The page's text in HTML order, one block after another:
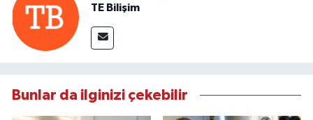
TE Bilişim
Bunlar da ilginizi çekebilir